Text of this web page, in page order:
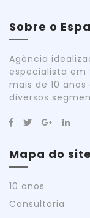
Sobre o
Agência
especialista em
mais de 10
diversos
Mapa do site
10 anos
Consultoria